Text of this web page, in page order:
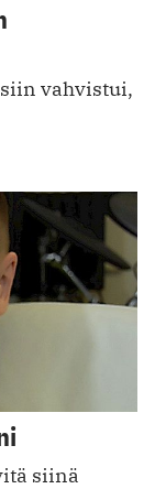
vahvistui,
siinä